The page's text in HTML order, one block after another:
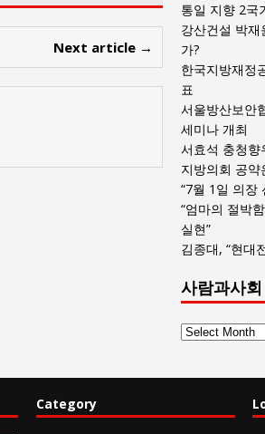
Next article →
통일 지향 2국
강산건설 박
가?
한국지방재정
표
서울방산보안
세미나 개최
서효석 충청
지방의회 공약
“7월 1일 의장
“엄마의 절박
실현”
김종대, “현대
사람과사
사
Category